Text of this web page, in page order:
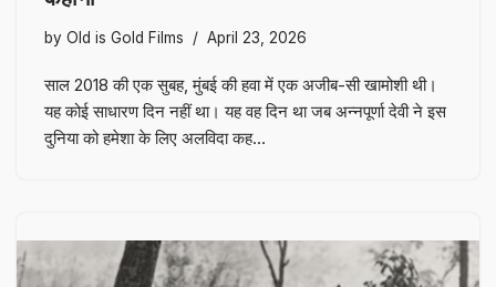
by Old is Gold Films April 23, 2026
साल 2018 की एक सुबह, मुंबई की हवा में एक अजीब-सी खामोशी थी।
यह कोई साधारण दिन नहीं था। यह वह दिन था जब अन्नपूर्णा देवी ने इस
दुनिया को हमेशा के लिए अलविदा कह…